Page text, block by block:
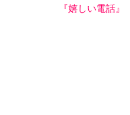
『嬉しい電話』